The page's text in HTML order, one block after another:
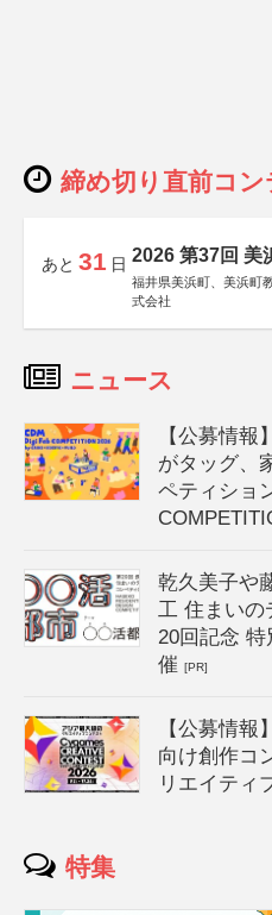
締め切り直前コン
あと 31 日 2026 第37回 美
福井県美浜町、美浜町
式会社
ニュース
【公募情
がタッグ、
ペティショ
乾久美子や
工 住まいの
20回記念 特
催[PR]
【公募情報
向け創作コ
リエイティ
特集